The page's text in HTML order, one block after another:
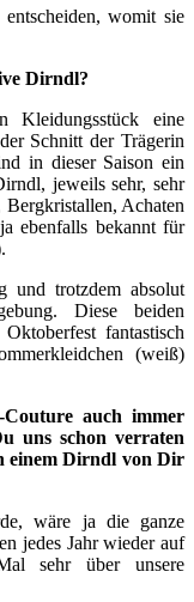
womit sie
Dirndl?
eine
Schnitt der Trägerin
in dieser Saison ein
jeweils sehr, sehr
Achaten
ebenfalls bekannt für
und trotzdem absolut
Diese beiden
fantastisch
(weiß)
auch immer
uns schon verraten
einem Dirndl von Dir
wäre ja die ganze
jedes Jahr wieder auf
sehr über unsere